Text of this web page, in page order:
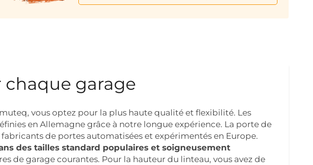
chaque garage
vous optez pour la plus haute qualité et flexibilité. Les
en Allemagne grâce à notre longue expérience. La porte de
de portes automatisées et expérimentés en Europe.
des tailles standard populaires et soigneusement
de garage courantes. Pour la hauteur du linteau, vous avez de